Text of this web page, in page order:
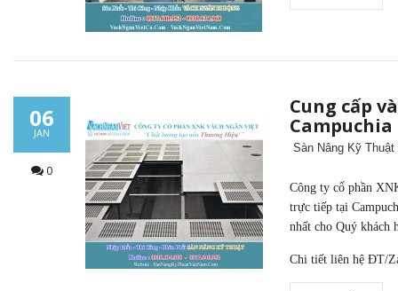
06
JAN
0
Cung cấp
Campuchia
Sàn Nâng Kỹ Thuật
Công ty cổ phần
trực tiếp tại
nhất cho Quý khách
Chi tiết liên hệ ĐT/